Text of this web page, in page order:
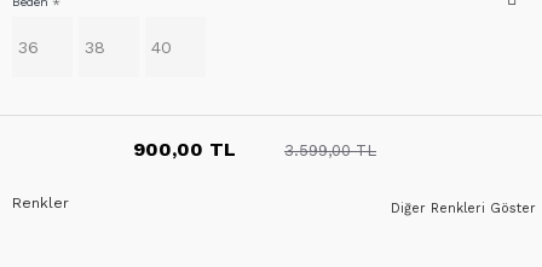
900,00 TL 3.599,00 TL
36 38 40
Diğer Renkleri Göster
Renkler